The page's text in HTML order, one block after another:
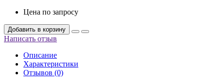
Цена по запросу
Добавить в корзину
Написать отзыв
Описание
Характеристики
Отзывов (0)